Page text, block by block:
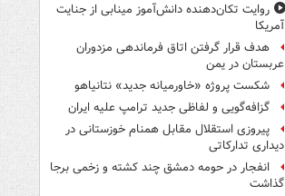
روایت تکان‌دهنده دانش‌آموز مینابی از جنایت
آمریکا
هدف قرار گرفتن اتاق‌ فرماندهی مزدوران
عربستان در یمن
شکست پروژه «خاورمیانه جدید» نتانیاهو
گزافه‌گویی و لفاظی جدید ترامپ علیه ایران
پیروزی استقلال مقابل همنام خوزستانی در
دیداری تدارکاتی
انفجار در حومه دمشق چند کشته و زخمی برجا
گذاشت